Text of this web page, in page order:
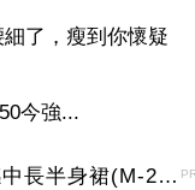
了，瘦到你懷疑
今強...
加大碼裙子 日韓系簡約休閒棉麻感中長半身裙(M-2XL)【XMS54038】＊艾美時尚(現+預)